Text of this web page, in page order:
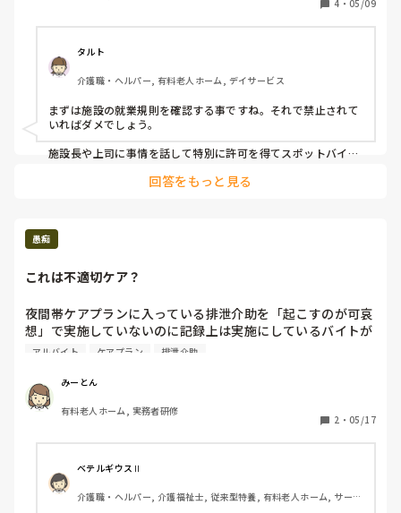
4 ・ 05/09
タルト
介護職・ヘルパー, 有料老人ホーム, デイサービス
まずは施設の就業規則を確認する事ですね。それで禁止されて
いればダメでしょう。
施設長や上司に事情を話して特別に許可を得てスポットバイト
回答をもっと見る
愚痴
これは不適切ケア？
夜間帯ケアプランに入っている排泄介助を「起こすのが可哀
想」で実施していないのに記録上は実施にしているバイトが
いる。
に報告しても、また同じことがあったら教えてって言われる
だけ。
私も加担してることになる…？どこに相談したらいいの…？
アルバイト ケアプラン 排泄介助
みーとん
有料老人ホーム, 実務者研修
2 ・ 05/17
ベテルギウスⅡ
介護職・ヘルパー, 介護福祉士, 従来型特養, 有料老人ホーム, サービ